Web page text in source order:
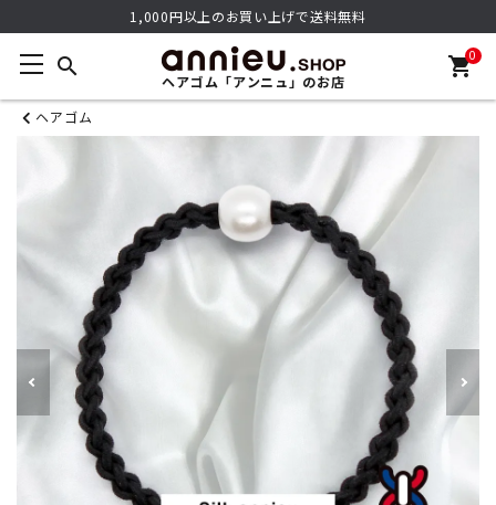
1,000円以上のお買い上げで送料無料
search
ヘアゴム「アンニュ」のお店
0
shopping_cart
ヘアゴム